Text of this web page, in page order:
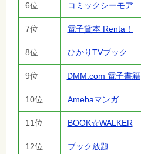
6位 コミックシーモア
7位 電子貸本 Renta！
8位 ひかりTVブック
9位 DMM.com 電子書籍
10位 Amebaマンガ
11位 BOOK☆WALKER
12位 ブック放題